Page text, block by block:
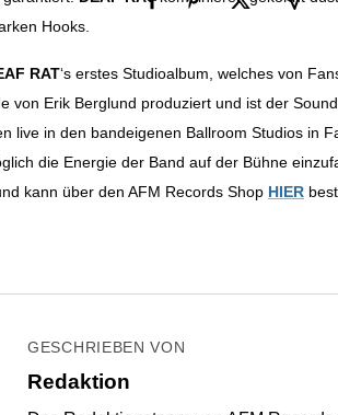
Hooks.
RAT‘s erstes Studioalbum, welches von
von Erik Berglund produziert und ist der
live in den bandeigenen Ballroom Studios in
die Energie der Band auf der Bühne
kann über den AFM Records Shop HIER
GESCHRIEBEN VON
Redaktion